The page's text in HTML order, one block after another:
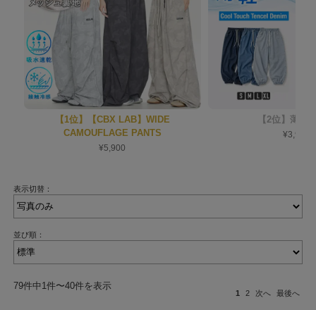
【1位】【CBX LAB】WIDE
CAMOUFLAGE PANTS
¥5,900
【2位】薄軽
¥3,900
表示切替：
並び順：
79件中1件〜40件を表示
1 2 次へ 最後へ